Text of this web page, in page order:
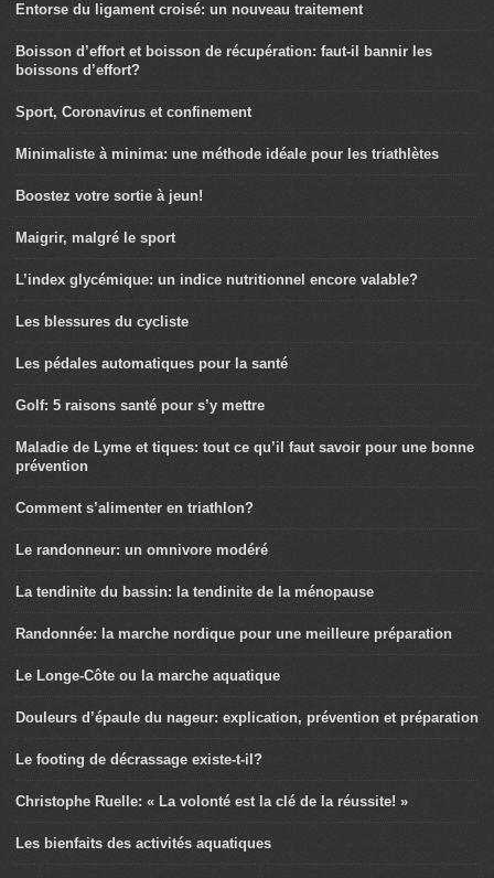
Entorse du ligament croisé: un nouveau traitement
Boisson d’effort et boisson de récupération: faut-il bannir les
boissons d’effort?
Sport, Coronavirus et confinement
Minimaliste à minima: une méthode idéale pour les triathlètes
Boostez votre sortie à jeun!
Maigrir, malgré le sport
L’index glycémique: un indice nutritionnel encore valable?
Les blessures du cycliste
Les pédales automatiques pour la santé
Golf: 5 raisons santé pour s’y mettre
Maladie de Lyme et tiques: tout ce qu’il faut savoir pour une bonne
prévention
Comment s’alimenter en triathlon?
Le randonneur: un omnivore modéré
La tendinite du bassin: la tendinite de la ménopause
Randonnée: la marche nordique pour une meilleure préparation
Le Longe-Côte ou la marche aquatique
Douleurs d’épaule du nageur: explication, prévention et préparation
Le footing de décrassage existe-t-il?
Christophe Ruelle: « La volonté est la clé de la réussite! »
Les bienfaits des activités aquatiques